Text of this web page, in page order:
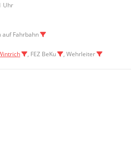
Uhr
auf Fahrbahn
, FEZ BeKu , Wehrleiter